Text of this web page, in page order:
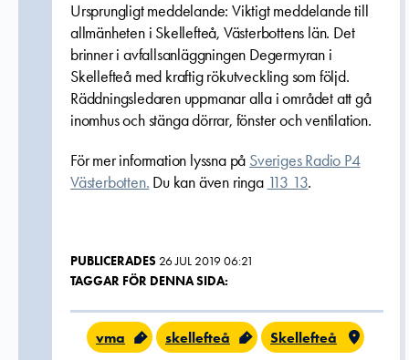
Ursprungligt meddelande: Viktigt meddelande till
allmänheten i Skellefteå, Västerbottens län. Det
brinner i avfallsanläggningen Degermyran i
Skellefteå med kraftig rökutveckling som följd.
Räddningsledaren uppmanar alla i området att gå
inomhus och stänga dörrar, fönster och ventilation.
För mer information lyssna på Sveriges Radio P4
Västerbotten. Du kan även ringa 113 13.
PUBLICERADES 26 JUL 2019 06:21
TAGGAR FÖR DENNA SIDA:
vma skellefteå Skellefteå